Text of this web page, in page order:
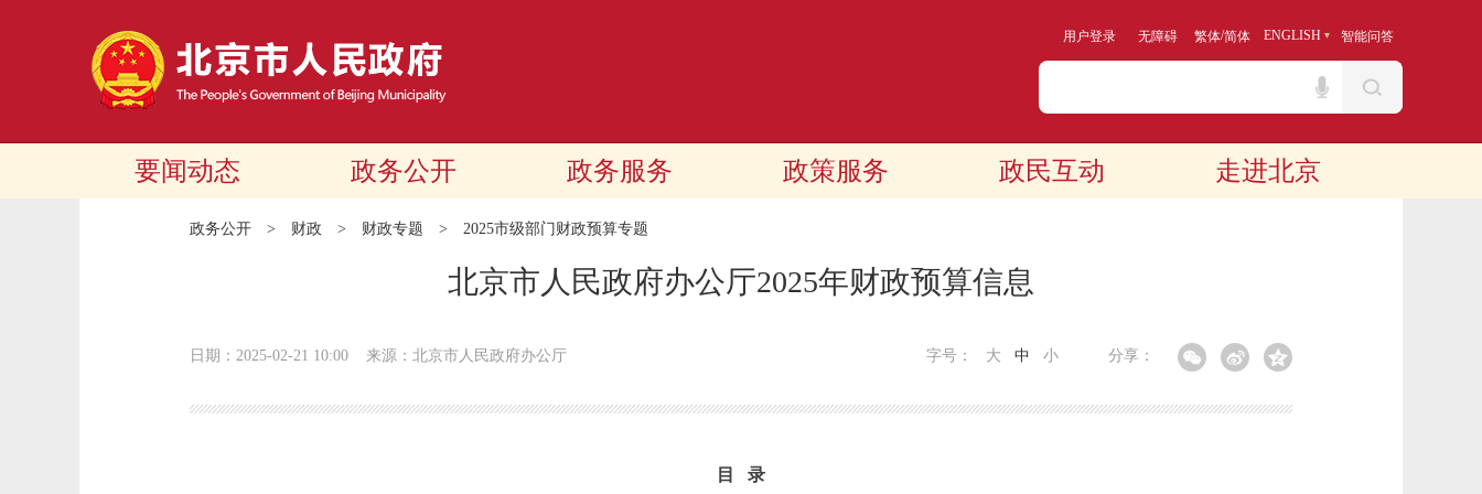
用户登录 无障碍 繁体/简体 ENGLISH 智能问答
要闻动态 政务公开 政务服务 政策服务 政民互动 走进北京
政务公开 > 财政 > 财政专题 > 2025市级部门财政预算专题
北京市人民政府办公厅2025年财政预算信息
日期：2025-02-21 10:00 来源：北京市人民政府办公厅 分享：
字号： 大 中 小
目 录